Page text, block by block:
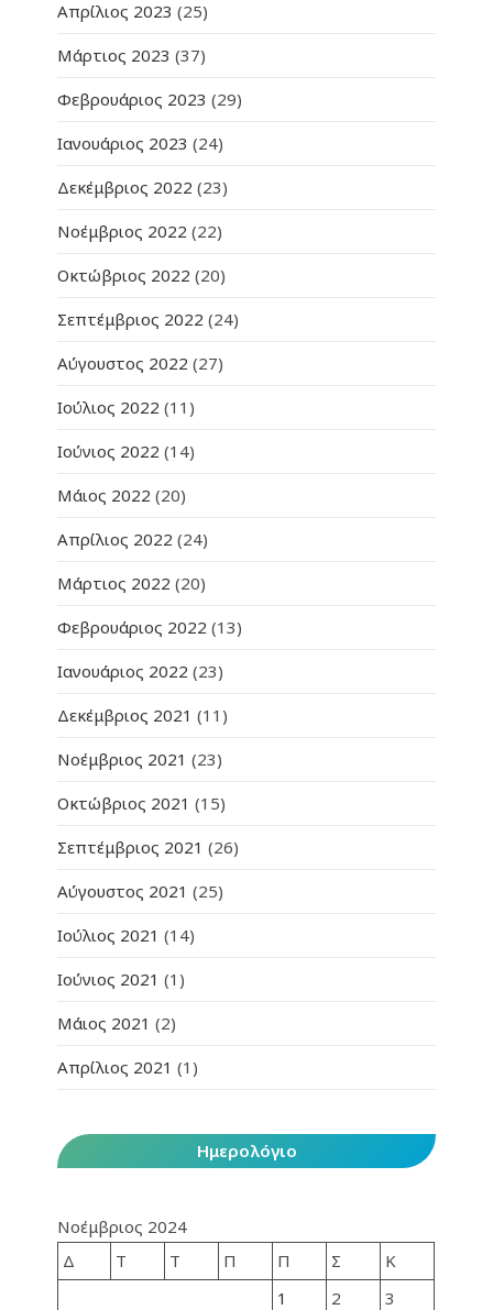
Απρίλιος 2023 (25)
Μάρτιος 2023 (37)
Φεβρουάριος 2023 (29)
Ιανουάριος 2023 (24)
Δεκέμβριος 2022 (23)
Νοέμβριος 2022 (22)
Οκτώβριος 2022 (20)
Σεπτέμβριος 2022 (24)
Αύγουστος 2022 (27)
Ιούλιος 2022 (11)
Ιούνιος 2022 (14)
Μάιος 2022 (20)
Απρίλιος 2022 (24)
Μάρτιος 2022 (20)
Φεβρουάριος 2022 (13)
Ιανουάριος 2022 (23)
Δεκέμβριος 2021 (11)
Νοέμβριος 2021 (23)
Οκτώβριος 2021 (15)
Σεπτέμβριος 2021 (26)
Αύγουστος 2021 (25)
Ιούλιος 2021 (14)
Ιούνιος 2021 (1)
Μάιος 2021 (2)
Απρίλιος 2021 (1)
Ημερολόγιο
Νοέμβριος 2024
Δ
Τ Τ Π Π Σ
Κ
1
2
3